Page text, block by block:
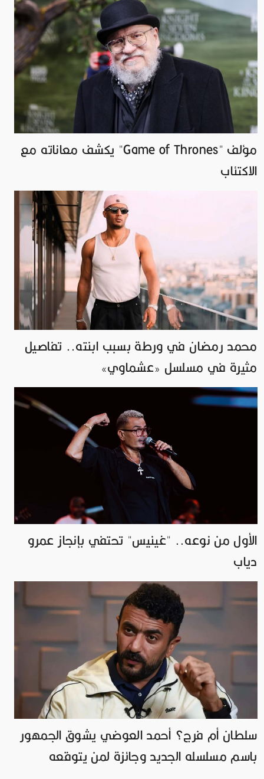
مؤلف "Game of Thrones" يكشف معاناته مع
الاكتئاب
محمد رمضان في ورطة بسبب ابنته.. تفاصيل
مثيرة في مسلسل «عشماوي»
الأول من نوعه.. "غينيس" تحتفي بإنجاز عمرو
دياب
سلطان أم فرج؟ أحمد العوضي يشوق الجمهور
باسم مسلسله الجديد وجائزة لمن يتوقعه